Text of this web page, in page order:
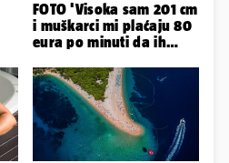
FOTO 'Visoka sam 201 cm
i muškarci mi plaćaju 80
eura po minuti da ih